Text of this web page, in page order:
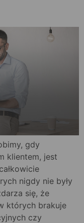
gdy
klientem, jest
nigdy nie były
się, że
których brakuje
czy